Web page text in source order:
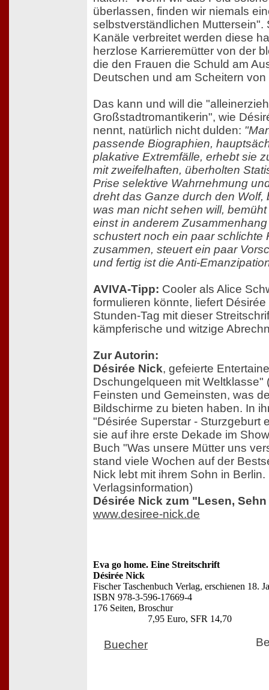
überlassen, finden wir niemals
selbstverständlichen Muttersein".
Kanäle verbreitet werden diese
herzlose Karrieremütter von der
die den Frauen die Schuld am
Deutschen und am Scheitern
Das kann und will die
Großstadtromantikerin", wie
nennt, natürlich nicht dulden:
passende Biographien,
plakative Extremfälle, erhebt sie
mit zweifelhaften, überholten
Prise selektive Wahrnehmung
dreht das Ganze durch den Wolf,
was man nicht sehen will,
einst in anderem
schustert noch ein paar schlichte
zusammen, steuert ein paar
und fertig ist die Anti-
AVIVA-Tipp: Cooler als Alice
formulieren könnte, liefert
Stunden-Tag mit dieser
kämpferische und witzige
Zur Autorin:
Désirée Nick, gefeierte
Dschungelqueen mit Weltklasse"
Feinsten und Gemeinsten, was
Bildschirme zu bieten haben. In
"Désirée Superstar - Sturzgeburt
sie auf ihre erste Dekade im
Buch "Was unsere Mütter uns
stand viele Wochen auf der
Nick lebt mit ihrem Sohn in Berlin.
Verlagsinformation)
Désirée Nick zum "Lesen,
www.desiree-nick.de
Eva go home. Eine Streitschrift
Désirée Nick
Fischer Taschenbuch Verlag, erschienen 18.
ISBN 978-3-596-17669-4
176 Seiten, Broschur
7,95 Euro, SFR 14,70
Buecher